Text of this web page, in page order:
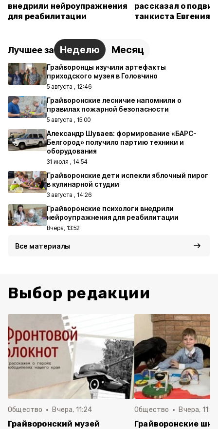
внедрили нейроупражнения
для реабилитации
рассказал о
танкиста Евгения
Лучшее за Неделю Месяц
Грайворонцы изучили артефакты
приходского музея в Головчино
5 августа , 12:46
Грайворонские лесничие напомнили о
правилах пожарной безопасности
5 августа , 15:00
Александр Шуваев: формирование «БАРС-
Белгород» получило партию техники и
оборудования
31 июля , 14:54
Грайворонские дети испекли яблочный пирог
в кулинарной студии
3 августа , 14:26
Грайворонские психологи внедрили
нейроупражнения для реабилитации
Вчера, 13:52
Все материалы
Выбор редакции
Общество Вчера, 11:24
Грайворонский музей
Общество Вчера, 11:16
Грайворонские